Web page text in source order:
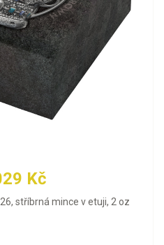
Kč
stříbrná mince v etuji, 2 oz